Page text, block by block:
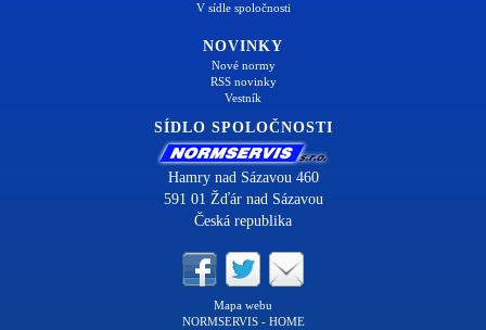
V sídle spoločnosti
NOVINKY
Nové normy
RSS novinky
Vestník
SÍDLO SPOLOČNOSTI
Hamry nad Sázavou 460
591 01 Žďár nad Sázavou
Česká republika
Mapa webu
NORMSERVIS - HOME